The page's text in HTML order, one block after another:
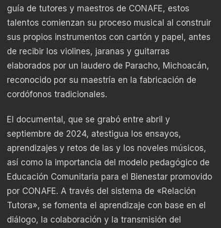
guía de tutores y maestros de CONAFE, estos
talentos comienzan su proceso musical al construir
sus propios instrumentos con cartón y papel, antes
de recibir los violines, jaranas y guitarras
elaborados por un laudero de Paracho, Michoacán,
reconocido por su maestría en la fabricación de
cordófonos tradicionales.
El documental, que se grabó entre abril y
septiembre de 2024, atestigua los ensayos,
aprendizajes y retos de las y los noveles músicos,
así como la importancia del modelo pedagógico de
Educación Comunitaria para el Bienestar promovido
por CONAFE. A través del sistema de «Relación
Tutora», se fomenta el aprendizaje con base en el
diálogo, la colaboración y la transmisión del